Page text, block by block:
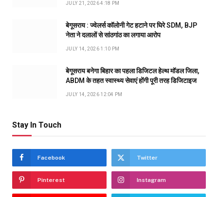
JULY 21, 2026 4:18 PM
बेगूसराय : ज्वेलर्स कॉलोनी गेट हटाने पर घिरे SDM, BJP
नेता ने दलालों से सांठगांठ का लगाया आरोप
JULY 14, 2026 1:10 PM
बेगूसराय बनेगा बिहार का पहला डिजिटल हेल्थ मॉडल जिला,
ABDM के तहत स्वास्थ्य सेवाएं होंगी पूरी तरह डिजिटाइज
JULY 14, 2026 12:04 PM
Stay In Touch
Facebook Twitter
Pinterest Instagram